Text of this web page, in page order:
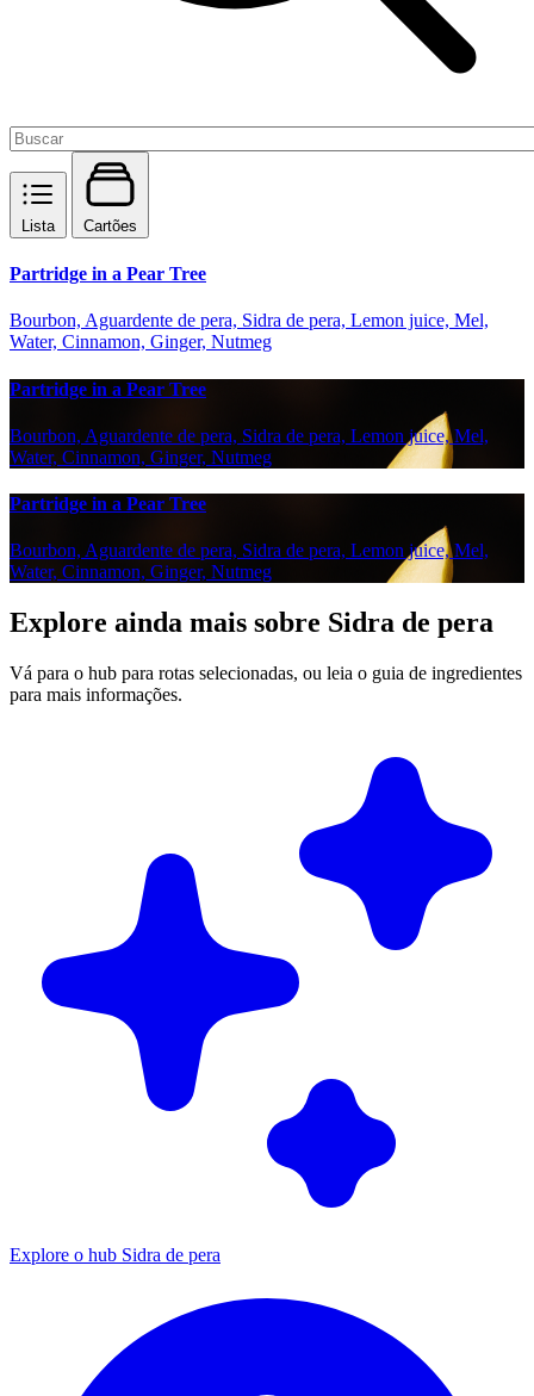
Lista Cartões
Partridge in a Pear Tree
Bourbon, Aguardente de pera, Sidra de pera, Lemon juice, Mel,
Water, Cinnamon, Ginger, Nutmeg
Partridge in a Pear Tree
Bourbon, Aguardente de pera, Sidra de pera, Lemon juice, Mel,
Water, Cinnamon, Ginger, Nutmeg
Partridge in a Pear Tree
Bourbon, Aguardente de pera, Sidra de pera, Lemon juice, Mel,
Water, Cinnamon, Ginger, Nutmeg
Explore ainda mais sobre Sidra de pera
Vá para o hub para rotas selecionadas, ou leia o guia de ingredientes
para mais informações.
Explore o hub Sidra de pera